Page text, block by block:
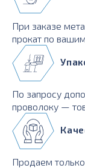
При заказе
прокат по
По запросу
проволоку —
Продаем